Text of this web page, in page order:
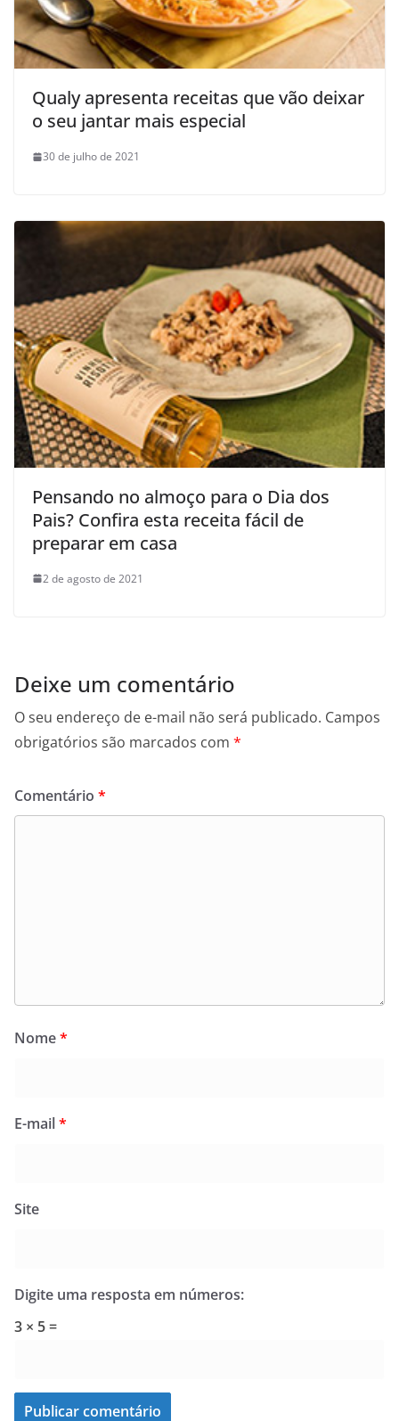
Qualy apresenta receitas que vão deixar
o seu jantar mais especial
30 de julho de 2021
Pensando no almoço para o Dia dos
Pais? Confira esta receita fácil de
preparar em casa
2 de agosto de 2021
Deixe um comentário
O seu endereço de e-mail não será publicado. Campos
obrigatórios são marcados com *
Comentário *
Nome*
E-mail*
Site
Digite uma resposta em números:
3 × 5 =